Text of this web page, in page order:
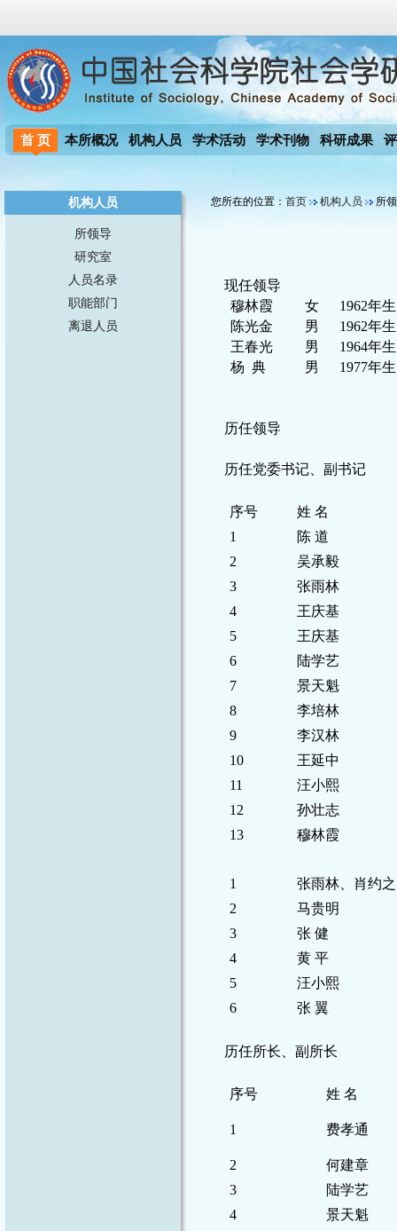
首 页 本所概况 机构人员 学术活动 学术刊物 科研成果
机构人员
所领导
研究室
人员名录
职能部门
离退人员
您所在的位置： 首页 机构人员 所
现任领导
穆林霞
女 1962年
陈光金
男 1962年
王春光
杨 典
男
男
1964年
1977年
历任领导
历任党委书记、副书记
序号
姓 名
1
陈 道
2
吴承毅
3
张雨林
4
王庆基
5
王庆基
6
陆学艺
7
景天魁
8
李培林
9
李汉林
10
王延中
11
汪小熙
12
孙壮志
13
穆林霞
1
张雨林、肖约之
2
马贵明
3
张 健
4
黄 平
5
汪小熙
6
张 翼
历任所长、副所长
序号 姓 名
1 费孝通
2
何建章
3
陆学艺
4
景天魁